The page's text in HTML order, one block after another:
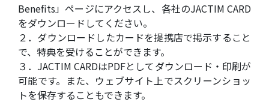
Benefits」ページにアクセスし、各社のJACTIM CARD
をダウンロードしてください。
２．ダウンロードしたカードを提携店で掲示すること
で、特典を受けることができます。
３．JACTIM CARDはPDFとしてダウンロード・印刷が
可能です。また、ウェブサイト上でスクリーンショッ
トを保存することもできます。